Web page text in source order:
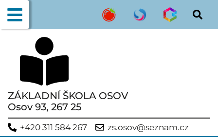
ZÁKLADNÍ ŠKOLA OSOV
Osov 93, 267 25
+420 311 584 267 zs.osov@seznam.cz